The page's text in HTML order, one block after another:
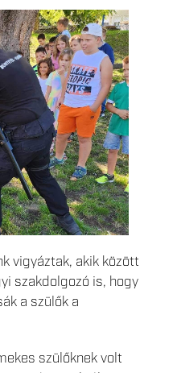
vigyáztak, akik között
szakdolgozó is, hogy
a szülők a
szülőknek volt